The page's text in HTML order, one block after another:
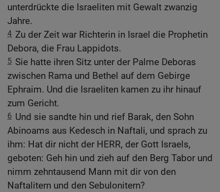
unterdrückte die Israeliten mit Gewalt zwanzig
Jahre.
4 Zu der Zeit war Richterin in Israel die Prophetin
Debora, die Frau Lappidots.
5 Sie hatte ihren Sitz unter der Palme Deboras
zwischen Rama und Bethel auf dem Gebirge
Ephraim. Und die Israeliten kamen zu ihr hinauf
zum Gericht.
6 Und sie sandte hin und rief Barak, den Sohn
Abinoams aus Kedesch in Naftali, und sprach zu
ihm: Hat dir nicht der HERR, der Gott Israels,
geboten: Geh hin und zieh auf den Berg Tabor und
nimm zehntausend Mann mit dir von den
Naftalitern und den Sebulonitern?